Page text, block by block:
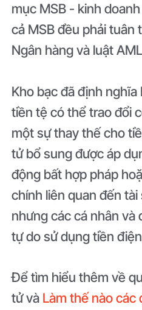
mục MSB - kinh
cả MSB đều phải tuân
Ngân hàng và luật
Kho bạc đã định nghĩa
tiền tệ có thể trao đổi
một sự thay thế cho
tử bổ sung được áp
động bất hợp pháp
chính liên quan đến
nhưng các cá nhân và
tự do sử dụng tiền
Để tìm hiểu thêm về
tử và Làm thế nào các